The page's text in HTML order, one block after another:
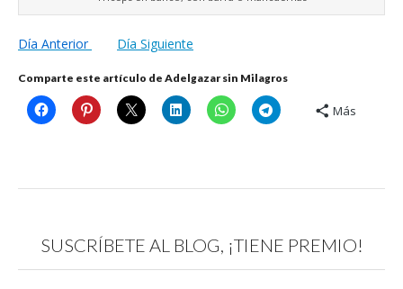
Día Anterior Día Siguiente
Comparte este artículo de Adelgazar sin Milagros
Más
SUSCRÍBETE AL BLOG, ¡TIENE PREMIO!